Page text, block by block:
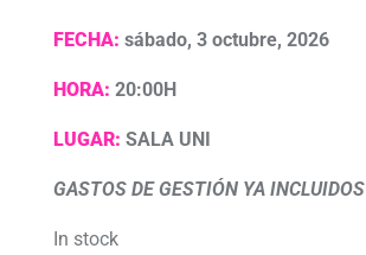
FECHA: sábado, 3 octubre, 2026
HORA: 20:00H
LUGAR: SALA UNI
GASTOS DE GESTIÓN YA INCLUIDOS
In stock